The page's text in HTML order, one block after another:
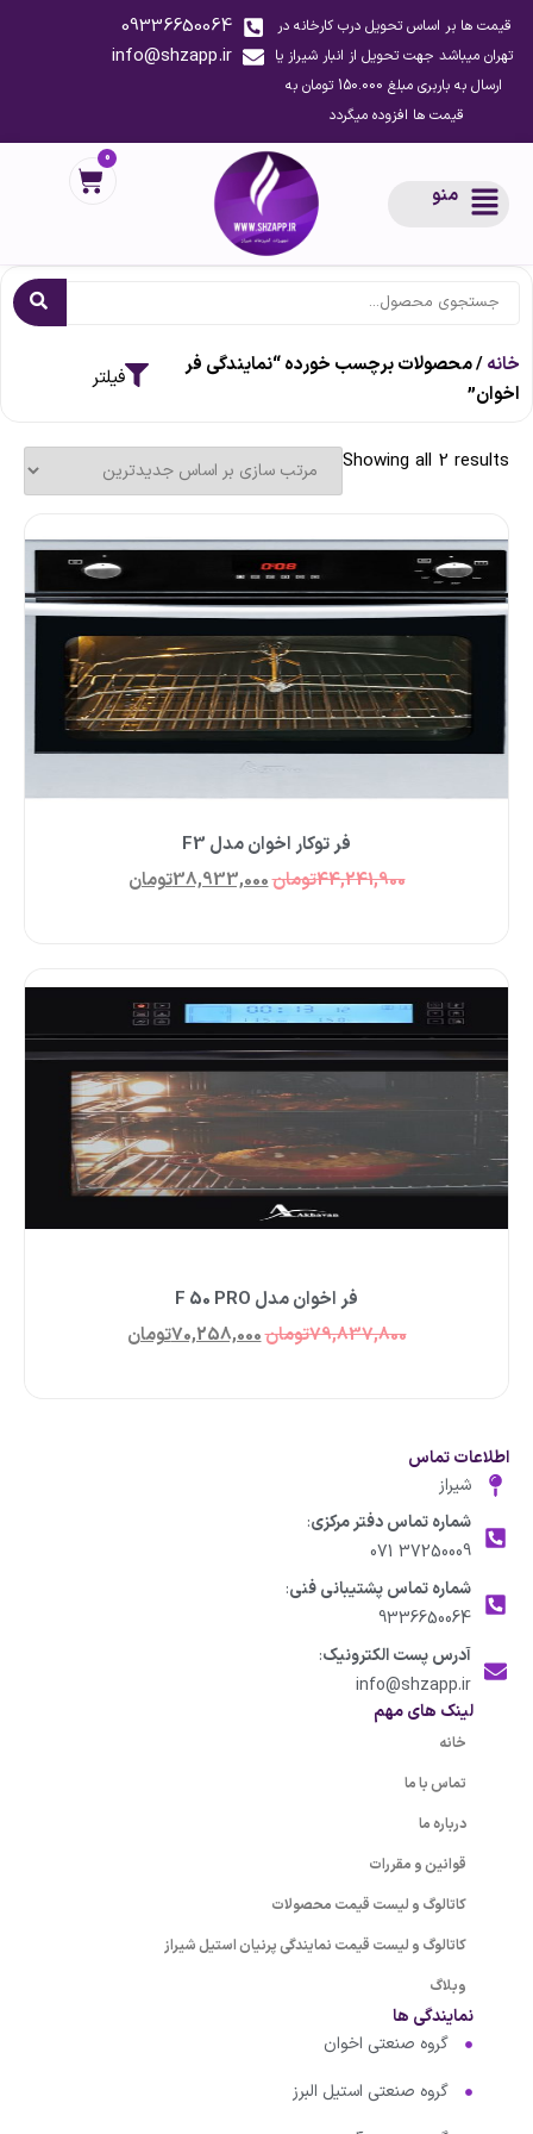
قیمت ها بر اساس تحویل درب کارخانه در
تهران میباشد جهت تحویل از انبار شیراز یا
ارسال به باربری مبلغ 150.000 تومان به
قیمت ها افزوده میگردد
09336650064
info@shzapp.ir
منو
0
خانه/ محصولات برچسب خورده “نمایندگی فر
اخوان”
Showing all 2 results
فر توکار اخوان مدل F3
44,241,900تومان38,933,000تومان
فر اخوان مدل F 50 PRO
79,837,800تومان70,258,000تومان
اطلاعات تماس
شیراز
شماره تماس دفتر مرکزی:
37250009 071
شماره تماس پشتیبانی فنی:
9336650064
آدرس پست الکترونیک:
info@shzapp.ir
لینک های مهم
خانه
تماس با ما
درباره ما
قوانین و مقررات
کاتالوگ و لیست قیمت محصولات
کاتالوگ و لیست قیمت نمایندگی پرنیان استیل شیراز
وبلاگ
نمایندگی ها
گروه صنعتی اخوان
گروه صنعتی استیل البرز